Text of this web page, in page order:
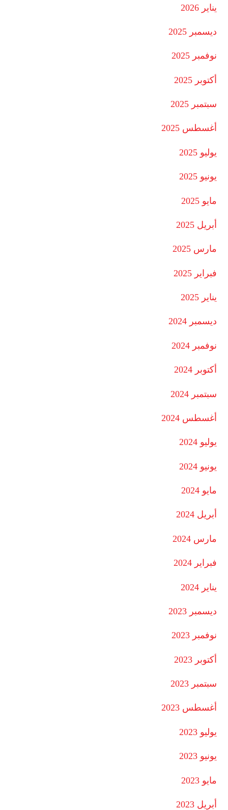
يناير 2026
ديسمبر 2025
نوفمبر 2025
أكتوبر 2025
سبتمبر 2025
أغسطس 2025
يوليو 2025
يونيو 2025
مايو 2025
أبريل 2025
مارس 2025
فبراير 2025
يناير 2025
ديسمبر 2024
نوفمبر 2024
أكتوبر 2024
سبتمبر 2024
أغسطس 2024
يوليو 2024
يونيو 2024
مايو 2024
أبريل 2024
مارس 2024
فبراير 2024
يناير 2024
ديسمبر 2023
نوفمبر 2023
أكتوبر 2023
سبتمبر 2023
أغسطس 2023
يوليو 2023
يونيو 2023
مايو 2023
أبريل 2023